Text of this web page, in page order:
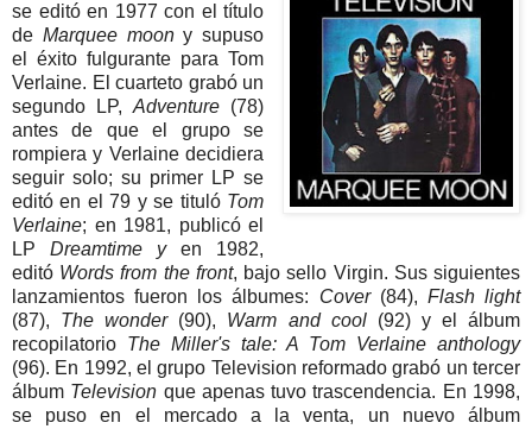
se editó en 1977 con el título
de Marquee moony supuso
el éxito fulgurante para Tom
Verlaine. El cuarteto grabó un
segundo LP,Adventure (78)
antes de que el grupo se
rompiera y Verlaine decidiera
seguir solo; su primer LP se
editó en el 79 y se tituló Tom
Verlaine; en 1981, publicó el
LPDreamtime yen 1982,
editó Words from the front, bajo sello Virgin. Sus siguientes
lanzamientos fueron los álbumes: Cover(84), Flash light
(87), The wonder (90), Warm and cool (92) y el álbum
recopilatorio The Miller's tale: A Tom Verlaine anthology
(96). En 1992, el grupo Television reformado grabó un tercer
álbum Television que apenas tuvo trascendencia. En 1998,
se puso en el mercado a la venta, un nuevo álbum